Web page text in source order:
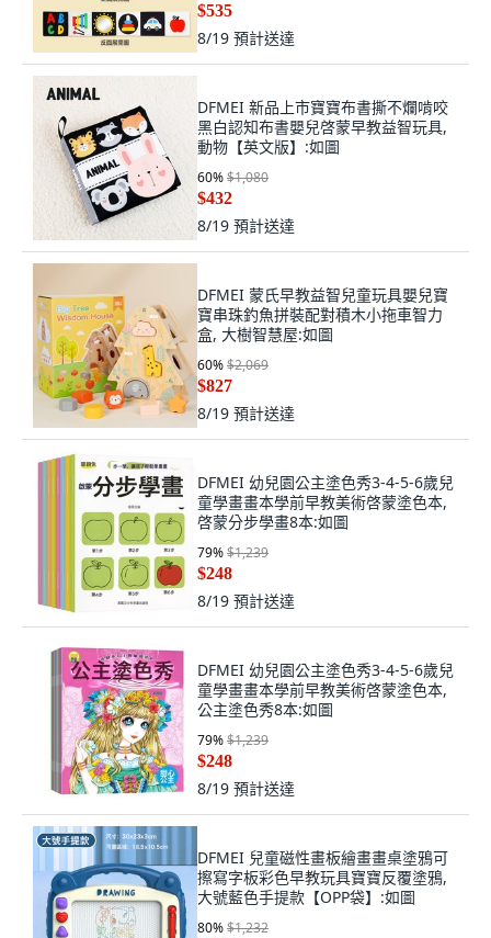
$535
8/19 預計送達
DFMEI 新品上市寶寶布書撕不爛啃咬
黑白認知布書嬰兒啓蒙早教益智玩具,
動物【英文版】:如圖
60%$1,080
$432
8/19 預計送達
DFMEI 蒙氏早教益智兒童玩具嬰兒寶
寶串珠釣魚拼裝配對積木小拖車智力
盒, 大樹智慧屋:如圖
60%$2,069
$827
8/19 預計送達
DFMEI 幼兒園公主塗色秀3-4-5-6歲兒
童學畫畫本學前早教美術啓蒙塗色本,
啓蒙分步學畫8本:如圖
79%$1,239
$248
8/19 預計送達
DFMEI 幼兒園公主塗色秀3-4-5-6歲兒
童學畫畫本學前早教美術啓蒙塗色本,
公主塗色秀8本:如圖
79%$1,239
$248
8/19 預計送達
DFMEI 兒童磁性畫板繪畫畫桌塗鴉可
擦寫字板彩色早教玩具寶寶反覆塗鴉,
大號藍色手提款【OPP袋】:如圖
80%$1,232